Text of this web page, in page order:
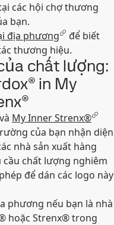
các hội chợ thương
bạn.
địa phương
để biết
thương hiệu.
chất lượng:
in My
và My Inner Strenx®
của bạn nhận diện
nhà sản xuất hàng
cầu chất lượng nghiêm
để dán các logo này
phương nếu bạn là nhà
hoặc Strenx® trong